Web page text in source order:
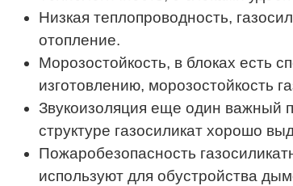
Низкая теплопроводность,
отопление.
Морозостойкость, в блоках есть
изготовлению, морозостойкость
Звукоизоляция еще один важный
структуре газосиликат хорошо
Пожаробезопасность
используют для обустройства